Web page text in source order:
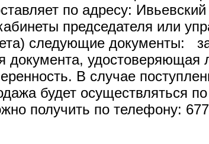
по адресу:
председателя или
следующие документы:
документа, удостоверяющая
В случае
будет осуществляться
получить по телефону: